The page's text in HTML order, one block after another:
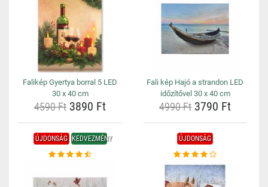
Falikép Gyertya borral 5 LED
30 x 40 cm
4590 Ft 3890 Ft
Fali kép Hajó a strandon LED
időzítővel 30 x 40 cm
4990 Ft 3790 Ft
ÚJDONSÁG KEDVEZMÉNY ÚJDONSÁG